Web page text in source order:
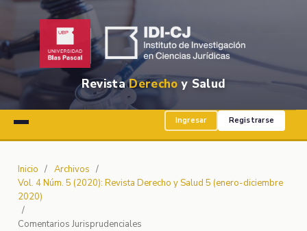
RevistaDerecho y Salud
Ingresar Registrarse
Inicio / Archivos /
Vol. 4 Núm. 5 (2020): Revista Derecho y Salud 5 (enero-diciembre
2020)
/
Comentarios Jurisprudenciales